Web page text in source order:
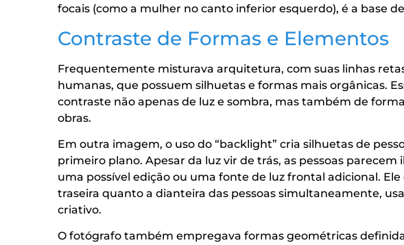
focais (como a mulher no canto inferior esquerdo), é a base
Contraste de Formas e Elementos
Frequentemente misturava arquitetura, com suas linhas
humanas, que possuem silhuetas e formas mais orgânicas.
contraste não apenas de luz e sombra, mas também de
obras.
Em outra imagem, o uso do “backlight” cria silhuetas de
primeiro plano. Apesar da luz vir de trás, as pessoas
uma possível edição ou uma fonte de luz frontal adicional.
traseira quanto a dianteira das pessoas simultaneamente,
criativo.
O fotógrafo também empregava formas geométricas